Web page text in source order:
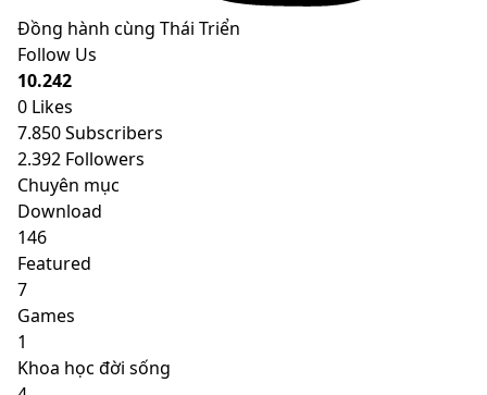
Đồng hành cùng Thái Triển
Follow Us
10.242
0 Likes
7.850Subscribers
2.392 Followers
Chuyên mục
Download
146
Featured
7
Games
1
Khoa học đời sống